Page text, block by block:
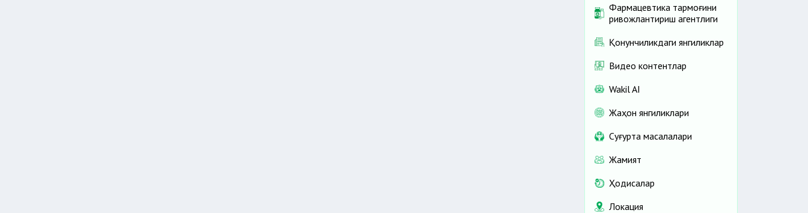
Фармацевтика тармоғини
ривожлантириш агентлиги
Қонунчиликдаги янгиликлар
Видео контентлар
Wakil AI
Жаҳон янгиликлари
Cуғурта масалалари
Жамият
Ҳодисалар
Локация